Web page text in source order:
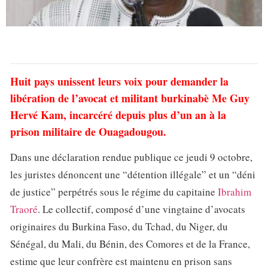
Huit pays unissent leurs voix pour demander la
libération de l’avocat et militant burkinabè Me Guy
Hervé Kam, incarcéré depuis plus d’un an à la
prison militaire de Ouagadougou.
Dans une déclaration rendue publique ce jeudi 9 octobre,
les juristes dénoncent une “détention illégale” et un “déni
de justice” perpétrés sous le régime du capitaine Ibrahim
Traoré. Le collectif, composé d’une vingtaine d’avocats
originaires du Burkina Faso, du Tchad, du Niger, du
Sénégal, du Mali, du Bénin, des Comores et de la France,
estime que leur confrère est maintenu en prison sans